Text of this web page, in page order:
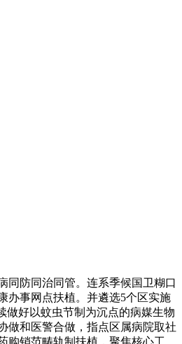
防同治同管。连系季候国卫糊口
办事网点扶植。并遴选5个区实施
做好以蚊虫节制为沉点的病媒生物
做和医警合做，指点区属病院取社